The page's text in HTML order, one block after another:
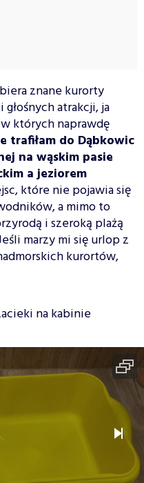
znane kurorty
atrakcji, ja
których naprawdę
trafiłam do Dąbkowic
na wąskim pasie
a jeziorem
które nie pojawia się
a mimo to
i szeroką plażą
marzy mi się urlop z
kurortów,
na kabinie